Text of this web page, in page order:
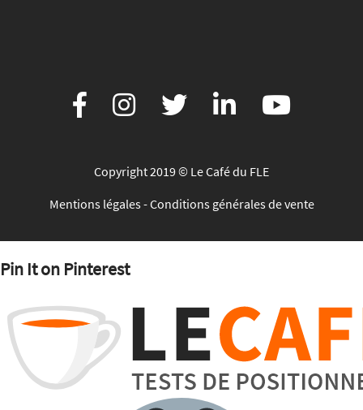
Copyright 2019 © Le Café du FLE
Mentions légales-Conditions générales de vente
Pin It on Pinterest